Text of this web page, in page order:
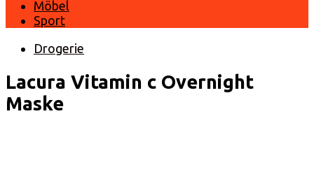
Möbel
Sport
Drogerie
Lacura Vitamin c Overnight
Maske